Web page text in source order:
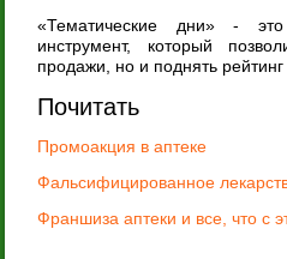
«Тематические дни» -
инструмент, который
продажи, но и поднять рейтинг
Почитать
Промоакция в аптеке
Фальсифицированное
Франшиза аптеки и все, что с